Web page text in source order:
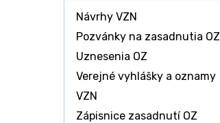
Návrhy VZN
Pozvánky na zasadnutia OZ
Uznesenia OZ
Verejné vyhlášky a oznamy
VZN
Zápisnice zasadnutí OZ